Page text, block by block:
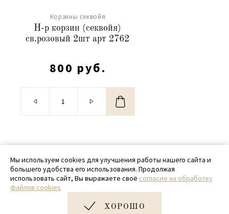
Корзины секвойя
Н-р корзин (секвойя)
св.розовый 2шт арт 2762
800 руб.
© 2020 - 2026 SamPack
+ 7 (918) 699-97-87
zakaz@sampack.store
Мы используем cookies для улучшения работы нашего сайта и
большего удобства его использования. Продолжая
использовать сайт, Вы выражаете своё согласие на обработку
файлов cookies
ХОРОШО